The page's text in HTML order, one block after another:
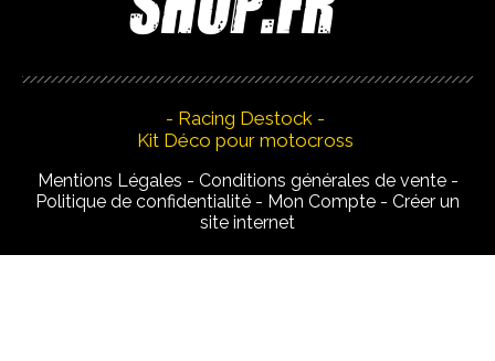
- Racing Destock -
Kit Déco pour motocross
Mentions Légales
Conditions générales de vente
Politique de confidentialité
Mon Compte
Créer un
site internet